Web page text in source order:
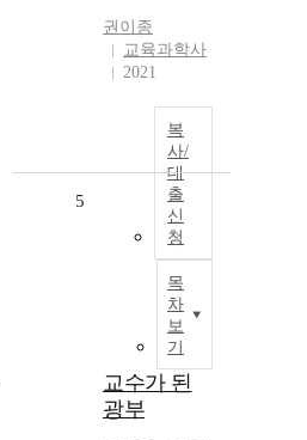
권이종
교육과학사
2021
복
사/
대
출
신
청
목
차
보
기
5
교수가 된
광부